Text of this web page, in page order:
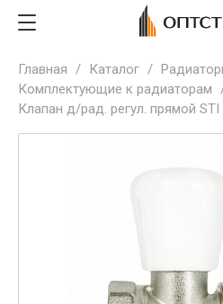
Главная / Каталог /
Комплектующие к радиаторам
Клапан д/рад. регул. прямой